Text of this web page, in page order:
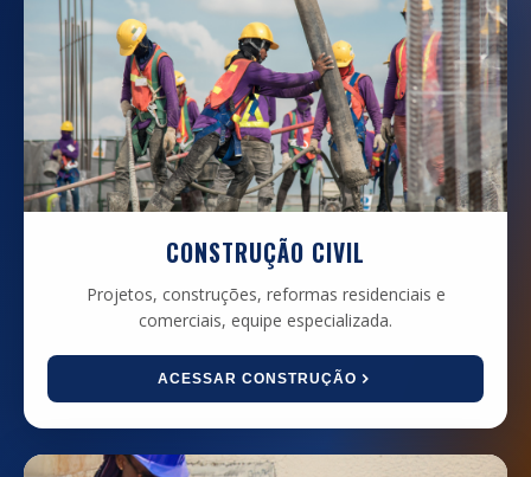
CONSTRUÇÃO CIVIL
Projetos, construções, reformas residenciais e
comerciais, equipe especializada.
ACESSAR CONSTRUÇÃO